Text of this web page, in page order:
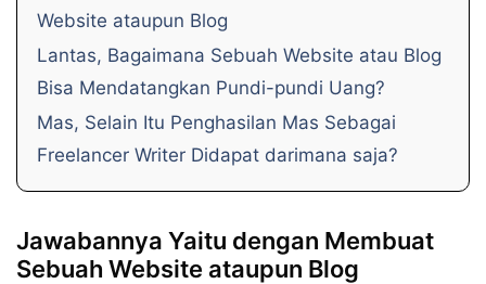
Website ataupun Blog
Lantas, Bagaimana Sebuah Website atau Blog
Bisa Mendatangkan Pundi-pundi Uang?
Mas, Selain Itu Penghasilan Mas Sebagai
Freelancer Writer Didapat darimana saja?
Jawabannya Yaitu dengan Membuat
Sebuah Website ataupun Blog